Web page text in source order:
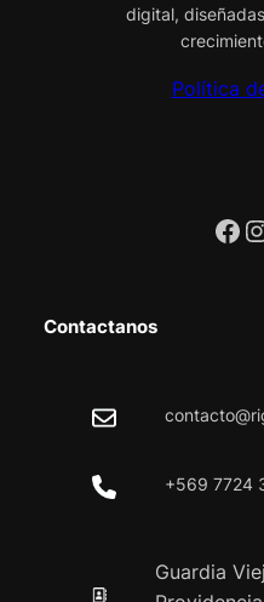
digital,
Política
Facebook
Contactanos
+569 7724
Guardia